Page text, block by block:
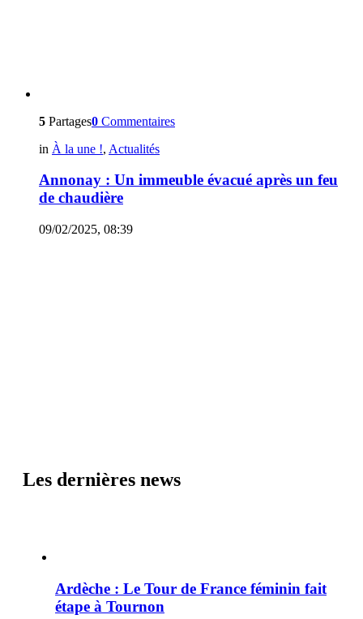
5 Partages0 Commentaires
in À la une !, Actualités
Annonay : Un immeuble évacué après un feu
de chaudière
09/02/2025, 08:39
Les dernières news
Ardèche : Le Tour de France féminin fait
étape à Tournon